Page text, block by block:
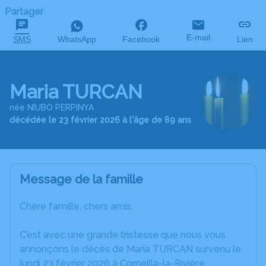
Partager
SMS WhatsApp Facebook E-mail Lien
Maria TURCAN
née NIUBO PERPINYA
décédée le 23 février 2026 à l'âge de 89 ans
Message de la famille
Chère famille, chers amis,
C’est avec une grande tristesse que nous vous
annonçons le décès de Maria TURCAN survenu le
lundi 23 février 2026 à Corneilla-la-Rivière.